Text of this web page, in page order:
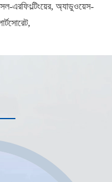
অ্যাডুওয়েস-